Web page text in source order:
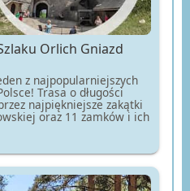
Orlich Gniazd
z najpopularniejszych
Trasa o długości
najpiękniejsze zakątki
oraz 11 zamków i ich